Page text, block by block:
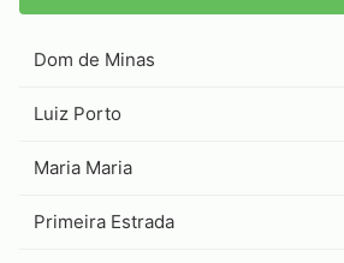
Dom de Minas
Luiz Porto
Maria Maria
Primeira Estrada